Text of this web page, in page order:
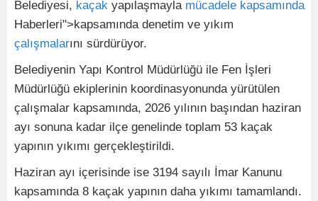
Belediyesi, kaçak yapılaşmayla mücadele kapsamında
Haberleri">kapsamında denetim ve yıkım
çalışmalarını sürdürüyor.
Belediyenin Yapı Kontrol Müdürlüğü ile Fen İşleri
Müdürlüğü ekiplerinin koordinasyonunda yürütülen
çalışmalar kapsamında, 2026 yılının başından haziran
ayı sonuna kadar ilçe genelinde toplam 53 kaçak
yapının yıkımı gerçekleştirildi.
Haziran ayı içerisinde ise 3194 sayılı İmar Kanunu
kapsamında 8 kaçak yapının daha yıkımı tamamlandı.